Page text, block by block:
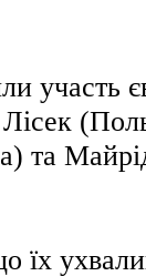
участь
та
їх